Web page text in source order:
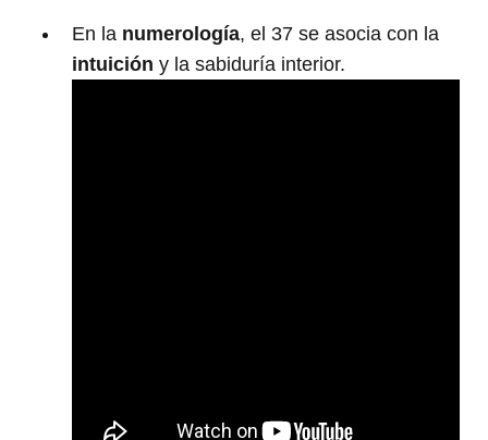
En la numerología, el 37 se asocia con la
intuición y la sabiduría interior.